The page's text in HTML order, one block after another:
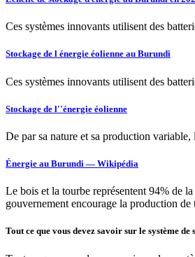
Ces systèmes innovants utilisent des
Stockage de l énergie éolienne au Burundi
Ces systèmes innovants utilisent des
Stockage de l''énergie éolienne
De par sa nature et sa production
Énergie au Burundi — Wikipédia
Le bois et la tourbe représentent 94% de
gouvernement encourage la production
Tout ce que vous devez savoir sur le système